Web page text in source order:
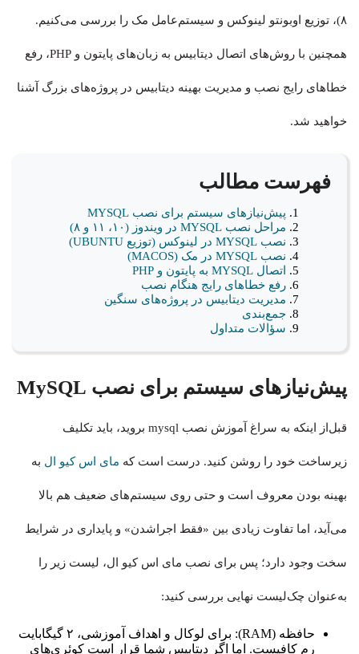
۸)، توزیع اوبونتو لینوکس و سیستم‌عامل مک را بررسی می‌کنیم.
همچنین با روش‌های اتصال دیتابیس به زبان‌های پایتون و PHP، رفع
خطاهای رایج نصب و مدیریت بهینه دیتابیس در پروژه‌های بزرگ آشنا
خواهید شد.
فهرست مطالب
پیش‌نیازهای سیستم برای نصب MYSQL
مراحل نصب MYSQL در ویندوز (۱۰، ۱۱ و ۸)
نصب MYSQL در لینوکس (توزیع UBUNTU)
نصب MYSQL در مک (MACOS)
اتصال MYSQL به پایتون و PHP
رفع خطاهای رایج هنگام نصب
مدیریت دیتابیس در پروژه‌های سنگین
جمع‌بندی
سؤالات متداول
پیش‌نیازهای سیستم برای نصب MySQL
قبل‌از اینکه به سراغ آموزش نصب mysql بروید، باید تکلیف
زیرساخت خود را روشن کنید. درست است که مای اس کیو ال به
بهینه بودن معروف است و حتی روی سیستم‌های ضعیف هم بالا
می‌آید، اما تفاوت زیادی بین «فقط اجراشدن» و پایداری در شرایط
سخت وجود دارد؛ پس برای نصب مای اس کیو ال، لیست زیر را
به‌عنوان چک‌لیست نهایی بررسی کنید:
حافظه (RAM): برای لوکال و اهداف آموزشی، ۲ گیگابایت
رم کافیست. اما اگر دیتابیس شما قرار است کوئری‌های